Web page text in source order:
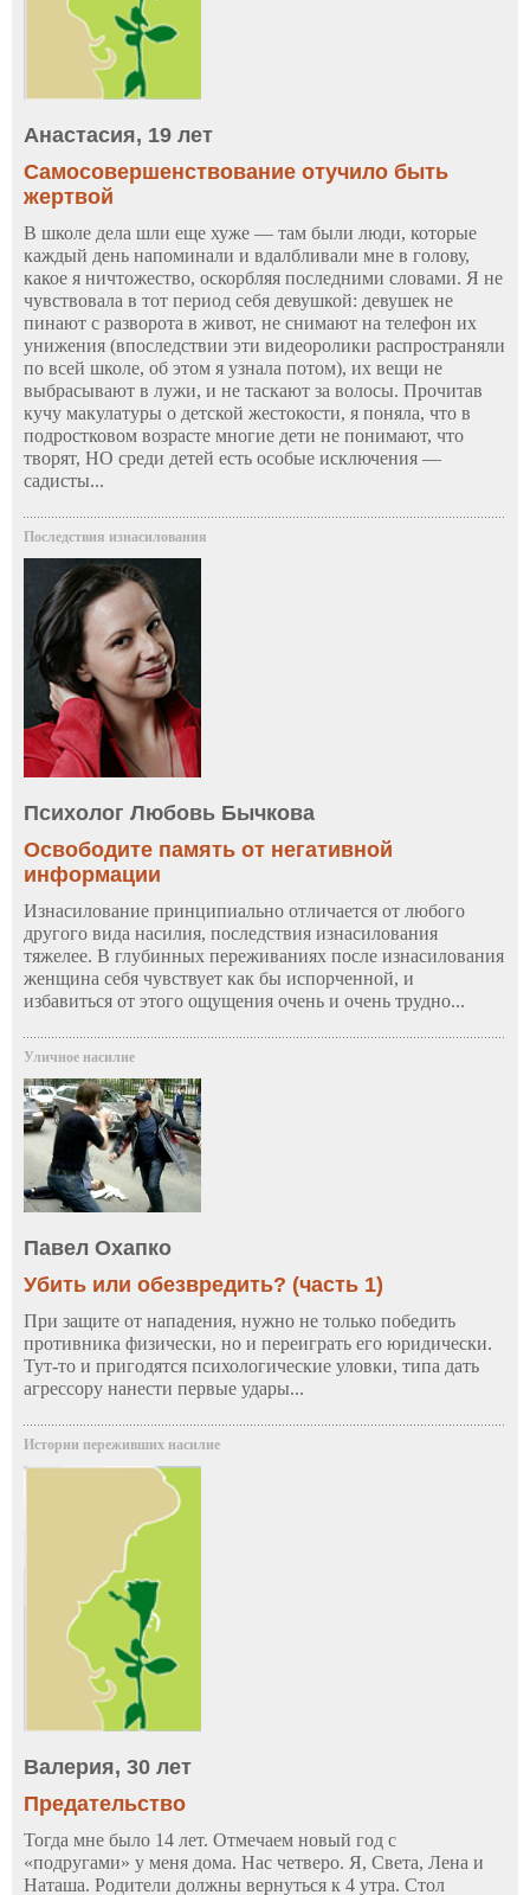
Анастасия, 19 лет
Самосовершенствование отучило быть
жертвой
В школе дела шли еще хуже — там были люди, которые
каждый день напоминали и вдалбливали мне в голову,
какое я ничтожество, оскорбляя последними словами. Я не
чувствовала в тот период себя девушкой: девушек не
пинают с разворота в живот, не снимают на телефон их
унижения (впоследствии эти видеоролики распространяли
по всей школе, об этом я узнала потом), их вещи не
выбрасывают в лужи, и не таскают за волосы. Прочитав
кучу макулатуры о детской жестокости, я поняла, что в
подростковом возрасте многие дети не понимают, что
творят, НО среди детей есть особые исключения —
садисты...
Последствия изнасилования
Психолог Любовь Бычкова
Освободите память от негативной
информации
Изнасилование принципиально отличается от любого
другого вида насилия, последствия изнасилования
тяжелее. В глубинных переживаниях после изнасилования
женщина себя чувствует как бы испорченной, и
избавиться от этого ощущения очень и очень трудно...
Уличное насилие
Павел Охапко
Убить или обезвредить? (часть 1)
При защите от нападения, нужно не только победить
противника физически, но и переиграть его юридически.
Тут-то и пригодятся психологические уловки, типа дать
агрессору нанести первые удары...
Истории переживших насилие
Валерия, 30 лет
Предательство
Тогда мне было 14 лет. Отмечаем новый год с
«подругами» у меня дома. Нас четверо. Я, Света, Лена и
Наташа. Родители должны вернуться к 4 утра. Стол